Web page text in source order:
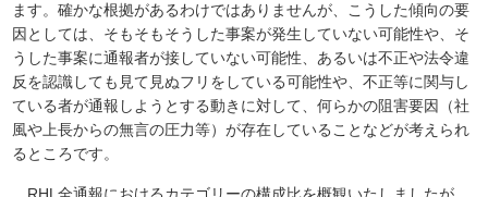
ます。確かな根拠があるわけではありませんが、こうした傾向の要
因としては、そもそもそうした事案が発生していない可能性や、そ
うした事案に通報者が接していない可能性、あるいは不正や法令違
反を認識しても見て見ぬフリをしている可能性や、不正等に関与し
ている者が通報しようとする動きに対して、何らかの阻害要因（社
風や上長からの無言の圧力等）が存在していることなどが考えられ
るところです。